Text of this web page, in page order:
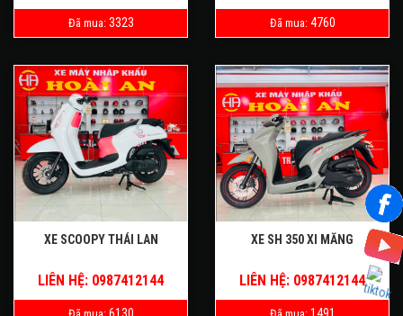
Đã mua: 3323 Đã mua: 4760
XE SCOOPY THÁI LAN
LIÊN HỆ: 0987412144
XE SH 350 XI MĂNG
LIÊN HỆ: 0987412144